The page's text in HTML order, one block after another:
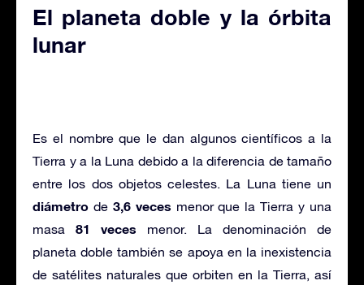
El planeta doble y la órbita
lunar
Es el nombre que le dan algunos científicos a la
Tierra y a la Luna debido a la diferencia de tamaño
entre los dos objetos celestes. La Luna tiene un
diámetro de 3,6 veces menor que la Tierra y una
masa 81 veces menor. La denominación de
planeta doble también se apoya en la inexistencia
de satélites naturales que orbiten en la Tierra, así